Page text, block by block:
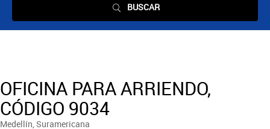
BUSCAR
OFICINA PARA ARRIENDO,
CÓDIGO 9034
Medellín, Suramericana